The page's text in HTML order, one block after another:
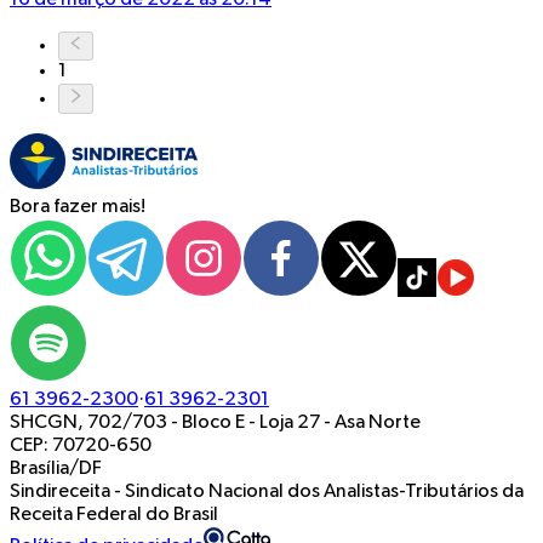
1
Bora fazer mais!
61 3962-2300·61 3962-2301
SHCGN, 702/703 - Bloco E - Loja 27 - Asa Norte
CEP: 70720-650
Brasília/DF
Sindireceita - Sindicato Nacional dos Analistas-Tributários da
Receita Federal do Brasil